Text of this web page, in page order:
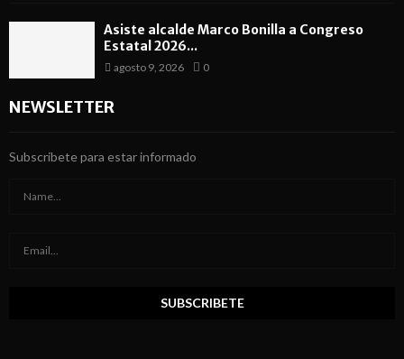
Asiste alcalde Marco Bonilla a Congreso
Estatal 2026...
agosto 9, 2026 0
NEWSLETTER
Subscribete para estar informado